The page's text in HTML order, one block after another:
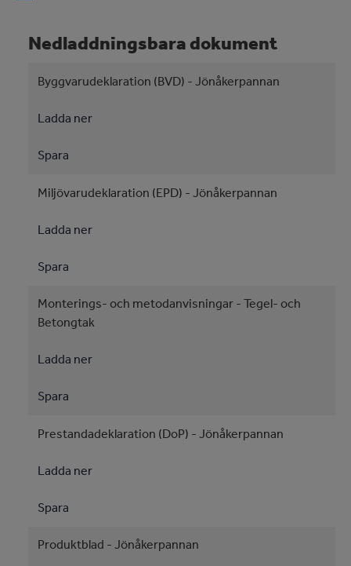
Nedladdningsbara dokument
Byggvarudeklaration (BVD) - Jönåkerpannan
Ladda ner
Spara
Miljövarudeklaration (EPD) - Jönåkerpannan
Ladda ner
Spara
Monterings- och metodanvisningar - Tegel- och
Betongtak
Ladda ner
Spara
Prestandadeklaration (DoP) - Jönåkerpannan
Ladda ner
Spara
Produktblad - Jönåkerpannan